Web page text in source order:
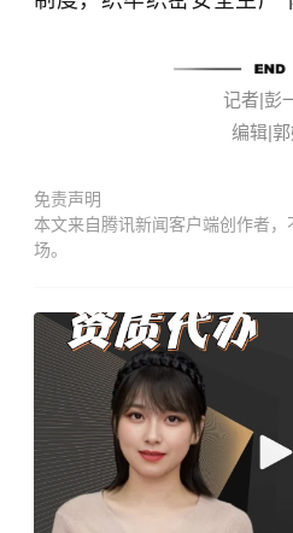
记者|彭
编辑|郭
免责声明
本文来自腾讯新闻客户端创作者
场。